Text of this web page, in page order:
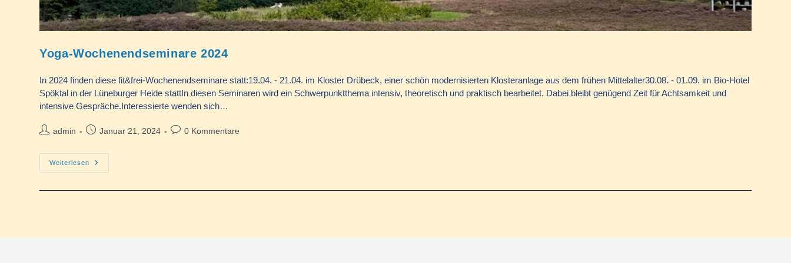
Yoga-Wochenendseminare 2024
In 2024 finden diese fit&frei-Wochenendseminare statt:19.04. - 21.04. im Kloster Drübeck, einer schön modernisierten Klosteranlage aus dem frühen Mittelalter30.08. - 01.09. im Bio-Hotel
Spöktal in der Lüneburger Heide stattIn diesen Seminaren wird ein Schwerpunktthema intensiv, theoretisch und praktisch bearbeitet. Dabei bleibt genügend Zeit für Achtsamkeit und
intensive Gespräche.Interessierte wenden sich…
Beitrags-
admin
BeitragJanuar 21, 2024
Beitrags-
0 Kommentare
Weiterlesen
Yoga-
Wochenendseminare